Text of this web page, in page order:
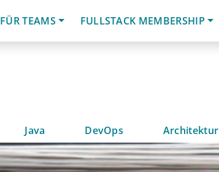
FÜR TEAMS
FULLSTACK MEMBERSHIP
Java DevOps Architektur